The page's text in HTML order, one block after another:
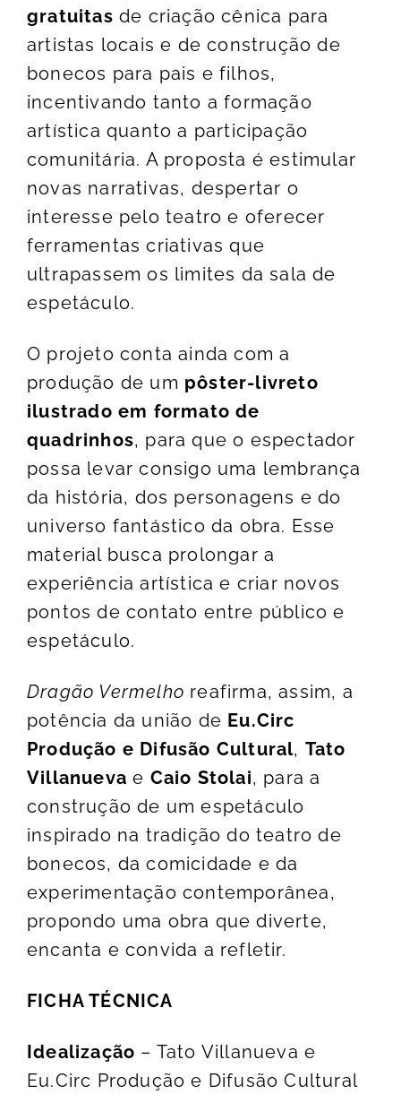
gratuitas de criação cênica para
artistas locais e de construção de
bonecos para pais e filhos,
incentivando tanto a formação
artística quanto a participação
comunitária. A proposta é estimular
novas narrativas, despertar o
interesse pelo teatro e oferecer
ferramentas criativas que
ultrapassem os limites da sala de
espetáculo.
O projeto conta ainda com a
produção de um pôster-livreto
ilustrado em formato de
quadrinhos, para que o espectador
possa levar consigo uma lembrança
da história, dos personagens e do
universo fantástico da obra. Esse
material busca prolongar a
experiência artística e criar novos
pontos de contato entre público e
espetáculo.
Dragão Vermelho reafirma, assim, a
potência da união de Eu.Circ
Produção e Difusão Cultural, Tato
Villanuevae Caio Stolai, para a
construção de um espetáculo
inspirado na tradição do teatro de
bonecos, da comicidade e da
experimentação contemporânea,
propondo uma obra que diverte,
encanta e convida a refletir.
FICHA TÉCNICA
Idealização – Tato Villanueva e
Eu.Circ Produção e Difusão Cultural